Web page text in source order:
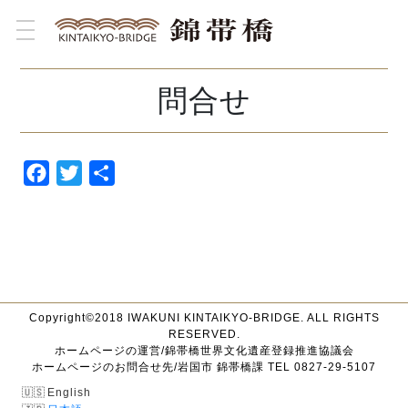
toggle navigation
問合せ
Facebook
Twitter
Copyright©2018 IWAKUNI KINTAIKYO-BRIDGE. ALL RIGHTS
RESERVED.
ホームページの運営/錦帯橋世界文化遺産登録推進協議会
ホームページのお問合せ先/岩国市 錦帯橋課 TEL 0827-29-5107
English